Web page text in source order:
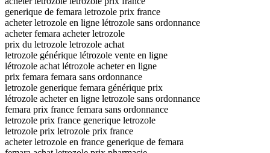
generique de femara letrozole prix france
acheter letrozole en ligne létrozole sans ordonnance
acheter femara acheter letrozole
prix du letrozole letrozole achat
letrozole générique létrozole vente en ligne
létrozole achat létrozole acheter en ligne
prix femara femara sans ordonnance
letrozole generique femara générique prix
létrozole acheter en ligne letrozole sans ordonnance
femara prix france femara sans ordonnance
letrozole prix france generique letrozole
letrozole prix letrozole prix france
acheter letrozole en france generique de femara